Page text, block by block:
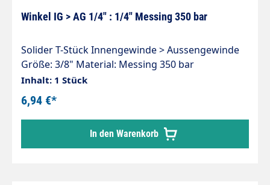
Winkel IG > AG 1/4" : 1/4" Messing 350 bar
Solider T-Stück Innengewinde > Aussengewinde
Größe: 3/8" Material: Messing 350 bar
Inhalt: 1 Stück
6,94 €*
In den Warenkorb